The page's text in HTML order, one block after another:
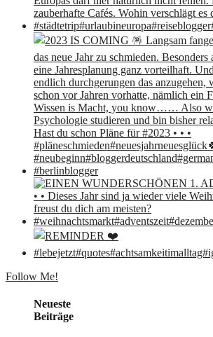
Follow Me!
Neueste
Beiträge